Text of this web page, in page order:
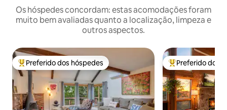
Os hóspedes concordam: estas acomodações foram
muito bem avaliadas quanto a localização, limpeza e
outros aspectos.
Entre os melhores preferidos dos hóspedes
Preferido dos hóspedes Entre os
Preferido dos